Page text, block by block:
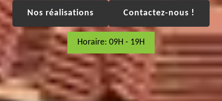
Nos réalisations Contactez-nous !
Horaire: 09H - 19H